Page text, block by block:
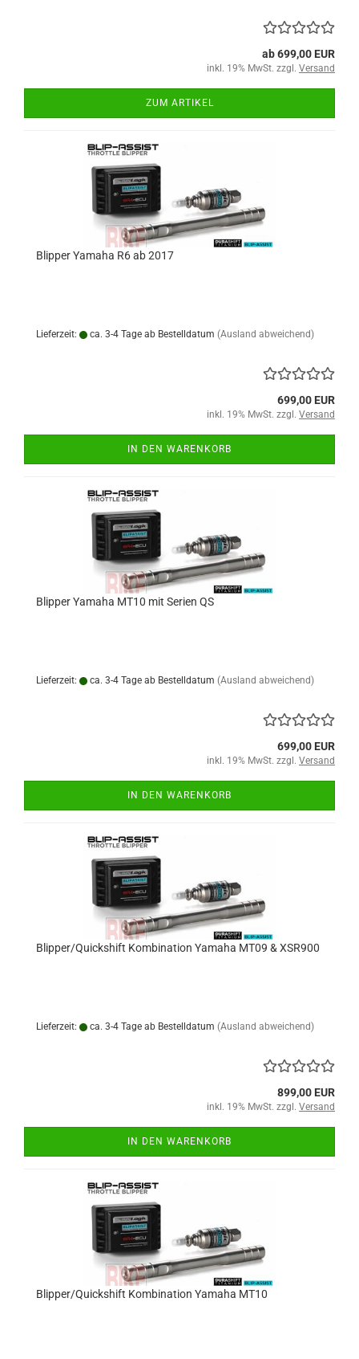
ab 699,00 EUR
inkl. 19% MwSt. zzgl. Versand
ZUM ARTIKEL
Blipper Yamaha R6 ab 2017
Lieferzeit: ca. 3-4 Tage ab Bestelldatum (Ausland abweichend)
699,00 EUR
inkl. 19% MwSt. zzgl. Versand
IN DEN WARENKORB
Blipper Yamaha MT10 mit Serien QS
Lieferzeit: ca. 3-4 Tage ab Bestelldatum (Ausland abweichend)
699,00 EUR
inkl. 19% MwSt. zzgl. Versand
IN DEN WARENKORB
Blipper/Quickshift Kombination Yamaha MT09 & XSR900
Lieferzeit: ca. 3-4 Tage ab Bestelldatum (Ausland abweichend)
899,00 EUR
inkl. 19% MwSt. zzgl. Versand
IN DEN WARENKORB
Blipper/Quickshift Kombination Yamaha MT10